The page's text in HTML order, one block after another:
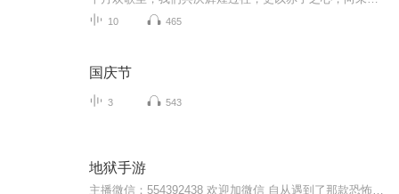
10 465
国庆节
3 543
地狱手游